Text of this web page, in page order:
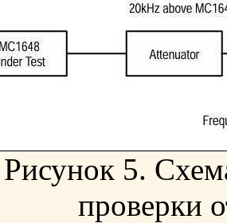
Рисунок 5.
проверки